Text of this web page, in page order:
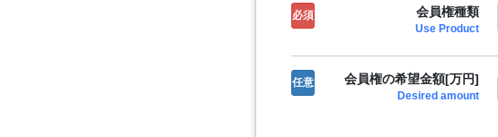
必須 会員権種類
Use Product
任意 会員権の希望金額[万円]
Desired amount